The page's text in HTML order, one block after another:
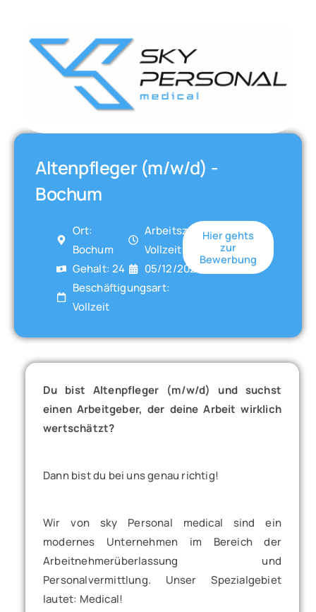
Altenpfleger (m/w/d) -
Bochum
Ort:
Bochum
Gehalt: 24
Beschäftigungsart:
Vollzeit
Arbeitszeit:
Vollzeit
05/12/2025
Hier gehts
zur
Bewerbung
Du bist Altenpfleger (m/w/d) und suchst
einen Arbeitgeber, der deine Arbeit wirklich
wertschätzt?
Dann bist du bei uns genau richtig!
Wir von sky Personal medical sind ein
modernes Unternehmen im Bereich der
Arbeitnehmerüberlassung und
Personalvermittlung. Unser Spezialgebiet
lautet: Medical!